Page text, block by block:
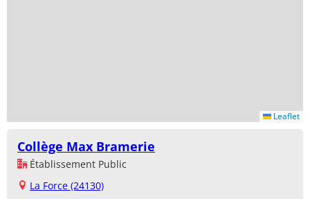
Leaflet
Collège Max Bramerie
Établissement Public
La Force (24130)